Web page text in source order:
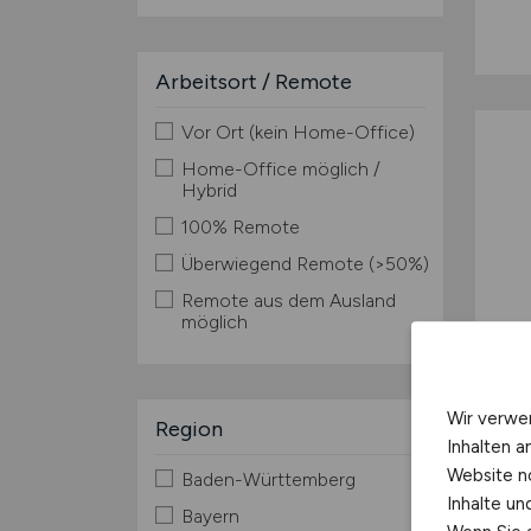
Arbeitsort / Remote
Vor Ort (kein Home-Office)
Home-Office möglich /
Hybrid
100% Remote
Überwiegend Remote (>50%)
Remote aus dem Ausland
möglich
Region
Baden-Württemberg
Bayern
Wir
Inhalten
Website
Inhalte